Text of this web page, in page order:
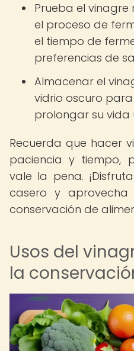
Prueba el
el proceso de
el tiempo de
preferencias de
Almacenar el
vidrio oscuro
prolongar su vida
Recuerda que hacer
paciencia y tiempo,
vale la pena.
casero y
conservación de
Usos del
la